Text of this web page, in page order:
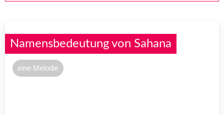
Namensbedeutung von Sahana
eine Melodie